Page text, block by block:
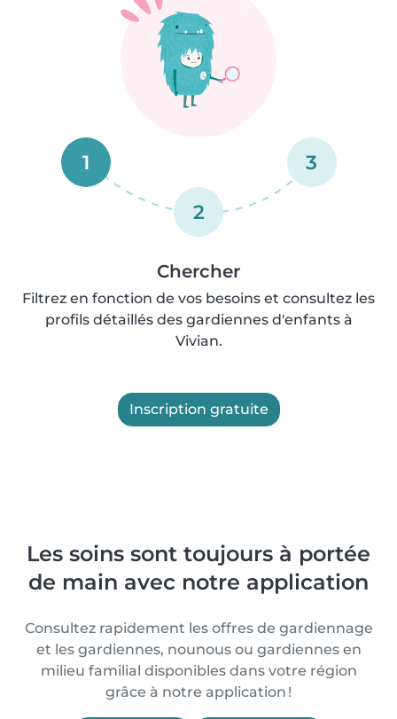
1
2
3
Chercher
Filtrez en fonction de vos besoins et consultez les
profils détaillés des gardiennes d'enfants à
Vivian.
Inscription gratuite
Les soins sont toujours à portée
de main avec notre application
Consultez rapidement les offres de gardiennage
et les gardiennes, nounous ou gardiennes en
milieu familial disponibles dans votre région
grâce à notre application !